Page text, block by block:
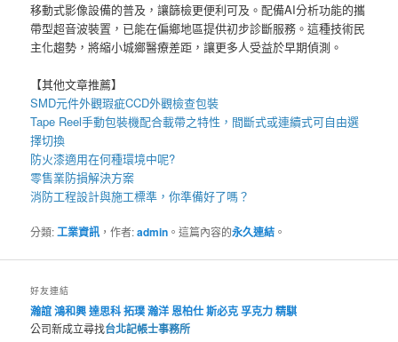
移動式影像設備的普及，讓篩檢更便利可及。配備AI分析功能的攜
帶型超音波裝置，已能在偏鄉地區提供初步診斷服務。這種技術民
主化趨勢，將縮小城鄉醫療差距，讓更多人受益於早期偵測。
【其他文章推薦】
SMD元件外觀瑕疵CCD外觀檢查包裝
Tape Reel手動包裝機配合載帶之特性，間斷式或連續式可自由選
擇切換
防火漆適用在何種環境中呢?
零售業防損解決方案
消防工程設計與施工標準，你準備好了嗎？
分類:工業資訊 ，作者:admin 。這篇內容的永久連結 。
好友連結
瀚誼鴻和興達思科拓璞瀚洋恩柏仕斯必克孚克力精騏
公司新成立尋找台北記帳士事務所